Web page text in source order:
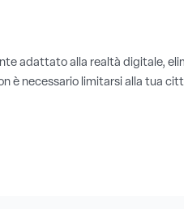
adattato alla realtà digitale,
è necessario limitarsi alla tua